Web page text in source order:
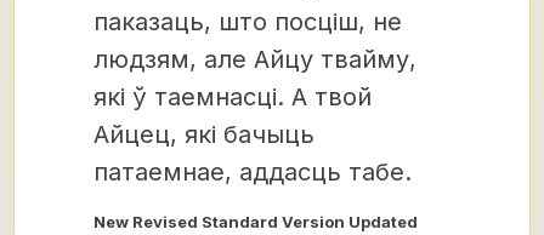
паказаць, што посціш, не
людзям, але Айцу твайму,
які ў таемнасці. А твой
Айцец, які бачыць
патаемнае, аддасць табе.
New Revised Standard Version Updated